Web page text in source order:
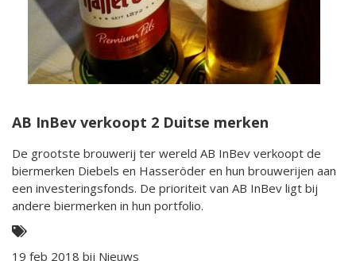
AB InBev verkoopt 2 Duitse merken
De grootste brouwerij ter wereld AB InBev verkoopt de
biermerken Diebels en Hasseröder en hun brouwerijen aan
een investeringsfonds. De prioriteit van AB InBev ligt bij
andere biermerken in hun portfolio.
19 feb 2018 bij Nieuws